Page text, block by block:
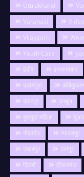
Uttrakhand
Varanasi
Vijaygarh
Youth Care
इंदौर
इस्लामाबाद
उदायपुरा
कानपुर
काबुल
गुमशुदा महिला
गौहरगंज
ग्यारसपुर
जबलपुर
जयपुर
दिल्ली
दीवानगंज